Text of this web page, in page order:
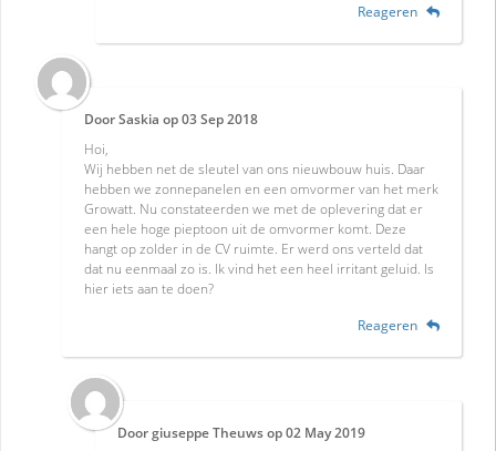
Reageren
DoorSaskia op03 Sep 2018
Hoi,
Wij hebben net de sleutel van ons nieuwbouw huis. Daar
hebben we zonnepanelen en een omvormer van het merk
Growatt. Nu constateerden we met de oplevering dat er
een hele hoge pieptoon uit de omvormer komt. Deze
hangt op zolder in de CV ruimte. Er werd ons verteld dat
dat nu eenmaal zo is. Ik vind het een heel irritant geluid. Is
hier iets aan te doen?
Reageren
Doorgiuseppe Theuwsop02 May 2019